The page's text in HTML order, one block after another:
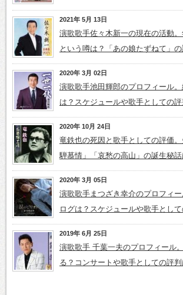
2021年 5月 13日
演歌歌手佐々木新一の現在の活動
という噂は？「あの娘たずねて」
2020年 3月 02日
演歌歌手池田輝郎のプロフィール
は？スケジュールや歌手としての評
2020年 10月 24日
竜鉄也の死因と歌手としての評価
騨慕情」「哀愁の高山」の誕生秘話
2020年 3月 05日
演歌歌手まつざき幸介のプロフィ
ログは？スケジュールや歌手として
2019年 6月 25日
演歌歌手 千葉一夫のプロフィール
る？コンサートや歌手としての評判